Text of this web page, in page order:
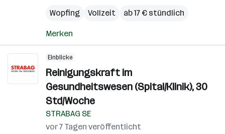
Wopfing
Vollzeit ab 17 € stündlich
Merken
Einblicke
Reinigungskraft im
Gesundheitswesen (Spital/Klinik), 30
Std/Woche
STRABAG SE
vor 7 Tagen veröffentlicht